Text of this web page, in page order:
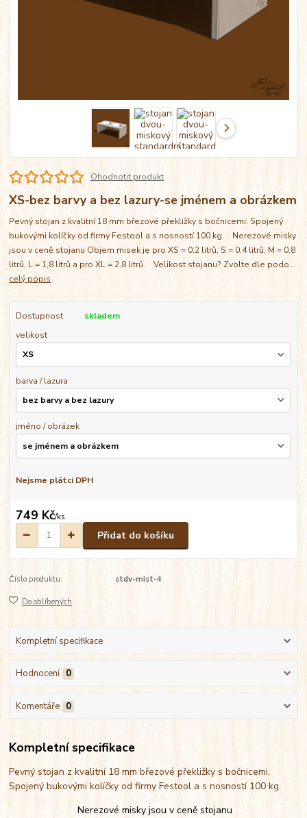
Ohodnotit produkt
XS-bez barvy a bez lazury-se jménem a obrázkem
Pevný stojan z kvalitní 18 mm březové překližky s bočnicemi. Spojený
bukovými kolíčky od firmy Festool a s nosností 100 kg. Nerezové misky
jsou v ceně stojanu Objem misek je pro XS = 0,2 litrů, S = 0,4 litrů, M = 0,8
litrů, L = 1,8 litrů a pro XL = 2,8 litrů. Velikost stojanu? Zvolte dle podo...
celý popis
Dostupnost
skladem
velikost
barva / lazura
jméno / obrázek
Nejsme plátci DPH
749 Kč/ks
Přidat do košíku
Číslo produktu: stdv-mist-4
Do oblíbených
Kompletní specifikace
Hodnocení 0
Komentáře 0
Kompletní specifikace
Pevný stojan z kvalitní 18 mm březové překližky s bočnicemi.
Spojený bukovými kolíčky od firmy Festool a s nosností 100 kg.
Nerezové misky jsou v ceně stojanu